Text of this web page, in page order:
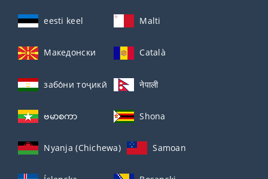
eesti keel Malti
Македонски Català
забо́ни тоҷикӣ́ नेपाली
ဗမာစကာ Shona
Nyanja (Chichewa) Samoan